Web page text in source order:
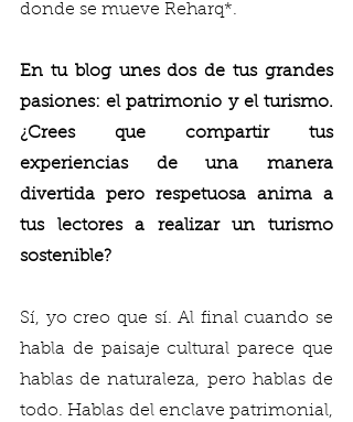
donde se mueve Reharq*.
En tu blog unes dos de tus grandes
pasiones: el patrimonio y el turismo.
¿Crees que compartir tus
experiencias de una manera
divertida pero respetuosa anima a
tus lectores a realizar un turismo
sostenible?
Sí, yo creo que sí. Al final cuando se
habla de paisaje cultural parece que
hablas de naturaleza, pero hablas de
todo. Hablas del enclave patrimonial,